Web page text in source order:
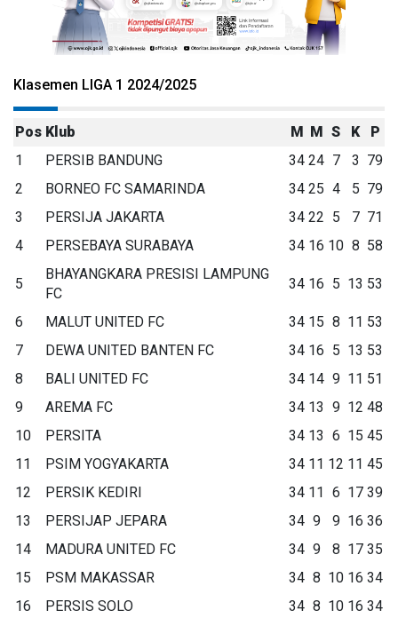
Klasemen LIGA 1 2024/2025
Pos Klub M M S K
P
1
PERSIB BANDUNG 34 24 7 3 79
2
BORNEO FC SAMARINDA 34 25 4 5 79
3
PERSIJA JAKARTA 34 22 5 7 71
4
PERSEBAYA SURABAYA 34 16 10 8 58
5
BHAYANGKARA PRESISI LAMPUNG
FC
34 16 5 13 53
6 MALUT UNITED FC 34 15 8 11 53
7
DEWA UNITED BANTEN FC 34 16 5 13 53
8
BALI UNITED FC 34 14 9 11 51
9
AREMA FC 34 13 9 12 48
10
PERSITA 34 13 6 15 45
11
PSIM YOGYAKARTA 34 11 12 11 45
12
PERSIK KEDIRI 34 11 6 17 39
13
PERSIJAP JEPARA 34 9 9 16 36
14
MADURA UNITED FC 34 9 8 17 35
15
PSM MAKASSAR 34 8 10 16 34
16
PERSIS SOLO 34 8 10 16 34